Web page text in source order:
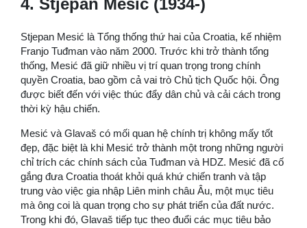
4. Stjepan Mesić (1934-)
Stjepan Mesić là Tổng thống thứ hai của Croatia, kế nhiệm
Franjo Tuđman vào năm 2000. Trước khi trở thành tổng
thống, Mesić đã giữ nhiều vị trí quan trọng trong chính
quyền Croatia, bao gồm cả vai trò Chủ tịch Quốc hội. Ông
được biết đến với việc thúc đẩy dân chủ và cải cách trong
thời kỳ hậu chiến.
Mesić và Glavaš có mối quan hệ chính trị không mấy tốt
đẹp, đặc biệt là khi Mesić trở thành một trong những người
chỉ trích các chính sách của Tuđman và HDZ. Mesić đã cố
gắng đưa Croatia thoát khỏi quá khứ chiến tranh và tập
trung vào việc gia nhập Liên minh châu Âu, một mục tiêu
mà ông coi là quan trọng cho sự phát triển của đất nước.
Trong khi đó, Glavaš tiếp tục theo đuổi các mục tiêu bảo